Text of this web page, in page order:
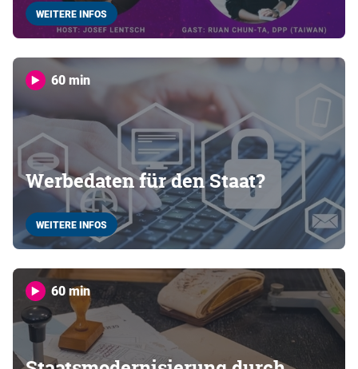
WEITERE INFOS
60 min
Werbedaten für den Staat?
WEITERE INFOS
60 min